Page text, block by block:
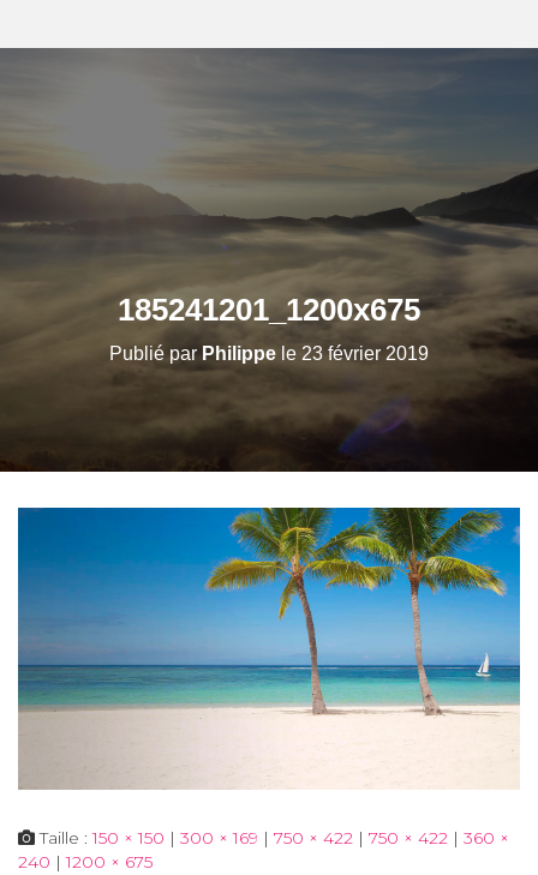
185241201_1200x675
Publié par Philippe le 23 février 2019
Taille :150 × 150 | 300 × 169 | 750 × 422 | 750 × 422 | 360 ×
240 | 1200 × 675